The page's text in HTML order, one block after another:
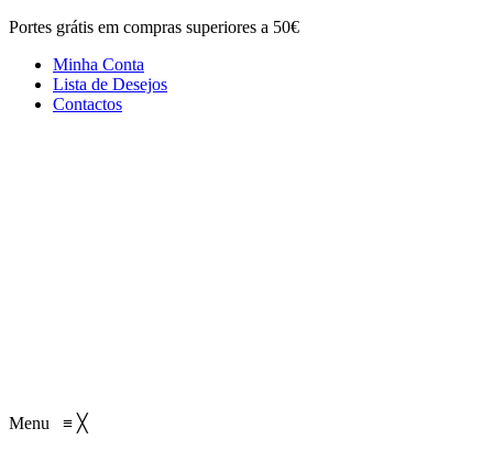
Portes grátis em compras superiores a 50€
Minha Conta
Lista de Desejos
Contactos
Menu ≡ ╳